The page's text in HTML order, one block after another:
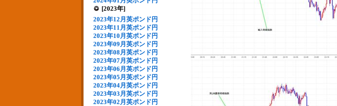
[2023年]
2023年12月英ポンド円
2023年11月英ポンド円
2023年10月英ポンド円
2023年09月英ポンド円
2023年08月英ポンド円
2023年07月英ポンド円
2023年06月英ポンド円
2023年05月英ポンド円
2023年04月英ポンド円
2023年03月英ポンド円
2023年02月英ポンド円